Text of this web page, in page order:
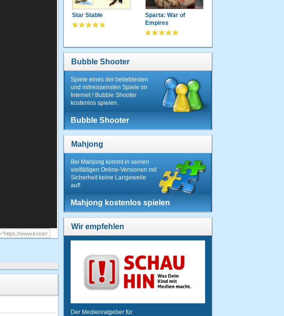
Star Stable
Sparta: War of
Empires
Bubble Shooter
Spiele eines der beliebtesten
und mitreissensten Spiele im
Internet ! Bubble Shooter
kostenlos spielen.
Bubble Shooter
Mahjong
Bei Mahjong kommt in seinen
vielfältigen Online-Versionen mit
Sicherheit keine Langeweile
auf!
Mahjong kostenlos spielen
Wir empfehlen
Der Medienratgeber für